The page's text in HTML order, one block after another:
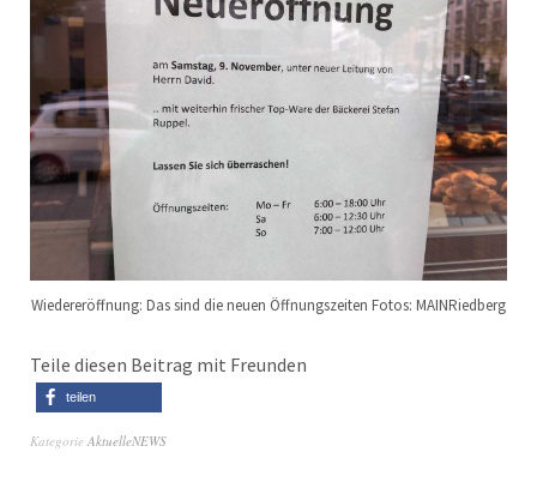
Wiedereröffnung: Das sind die neuen Öffnungszeiten Fotos: MAINRiedberg
Teile diesen Beitrag mit Freunden
teilen
Kategorie AktuelleNEWS